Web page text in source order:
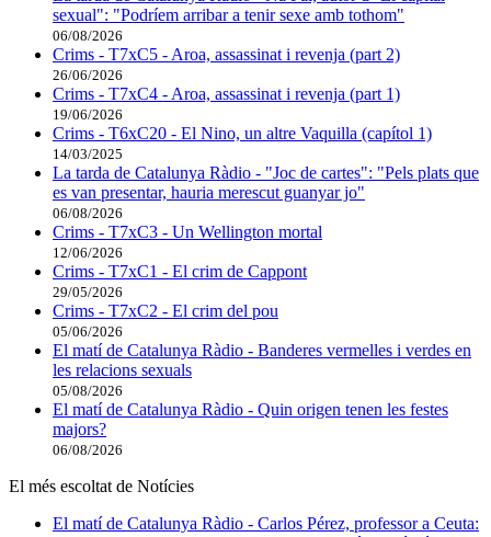
sexual": "Podríem arribar a tenir sexe amb tothom"
06/08/2026
Crims - T7xC5 - Aroa, assassinat i revenja (part 2)
26/06/2026
Crims - T7xC4 - Aroa, assassinat i revenja (part 1)
19/06/2026
Crims - T6xC20 - El Nino, un altre Vaquilla (capítol 1)
14/03/2025
La tarda de Catalunya Ràdio - "Joc de cartes": "Pels plats que
es van presentar, hauria merescut guanyar jo"
06/08/2026
Crims - T7xC3 - Un Wellington mortal
12/06/2026
Crims - T7xC1 - El crim de Cappont
29/05/2026
Crims - T7xC2 - El crim del pou
05/06/2026
El matí de Catalunya Ràdio - Banderes vermelles i verdes en
les relacions sexuals
05/08/2026
El matí de Catalunya Ràdio - Quin origen tenen les festes
majors?
06/08/2026
El més escoltat de Notícies
El matí de Catalunya Ràdio - Carlos Pérez, professor a Ceuta: